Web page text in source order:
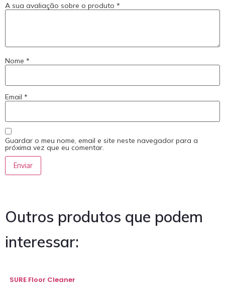
A sua avaliação sobre o produto *
Nome *
Email *
Guardar o meu nome, email e site neste navegador para a
próxima vez que eu comentar.
Outros produtos que podem
interessar:
SURE Floor Cleaner